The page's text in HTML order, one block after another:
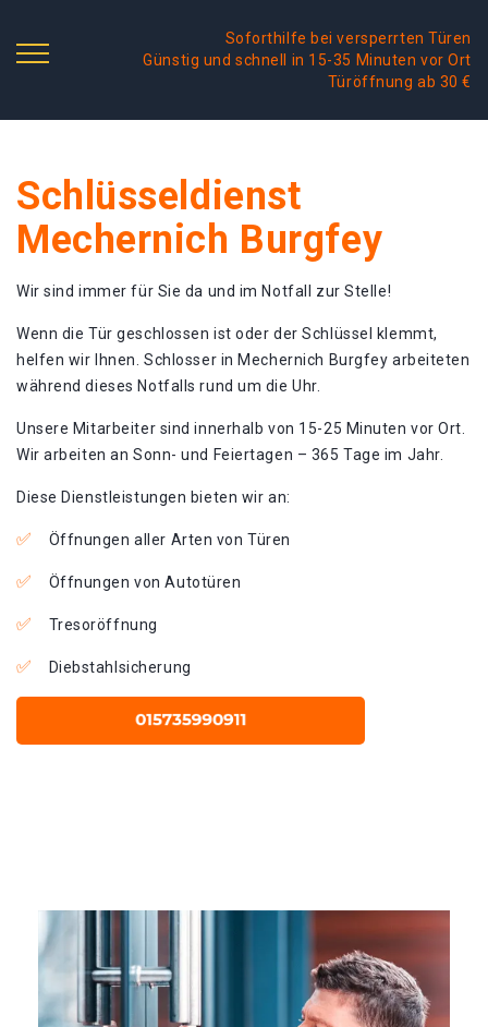
Soforthilfe bei versperrten Türen
Günstig und schnell in 15-35 Minuten vor Ort
Türöffnung ab 30 €
Schlüsseldienst
Mechernich Burgfey
Wir sind immer für Sie da und im Notfall zur Stelle!
Wenn die Tür geschlossen ist oder der Schlüssel klemmt,
helfen wir Ihnen. Schlosser in Mechernich Burgfey arbeiteten
während dieses Notfalls rund um die Uhr.
Unsere Mitarbeiter sind innerhalb von 15-25 Minuten vor Ort.
Wir arbeiten an Sonn- und Feiertagen – 365 Tage im Jahr.
Diese Dienstleistungen bieten wir an:
Öffnungen aller Arten von Türen
Öffnungen von Autotüren
Tresoröffnung
Diebstahlsicherung